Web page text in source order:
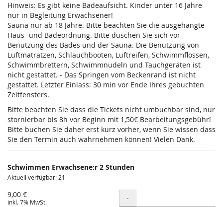
Hinweis: Es gibt keine Badeaufsicht. Kinder unter 16 Jahre
nur in Begleitung Erwachsener!
Sauna nur ab 18 Jahre. Bitte beachten Sie die ausgehängte
Haus- und Badeordnung. Bitte duschen Sie sich vor
Benutzung des Bades und der Sauna. Die Benutzung von
Luftmatratzen, Schlauchbooten, Luftreifen, Schwimmflossen,
Schwimmbrettern, Schwimmnudeln und Tauchgeräten ist
nicht gestattet. - Das Springen vom Beckenrand ist nicht
gestattet. Letzter Einlass: 30 min vor Ende Ihres gebuchten
Zeitfensters.
Bitte beachten Sie dass die Tickets nicht umbuchbar sind, nur
stornierbar bis 8h vor Beginn mit 1,50€ Bearbeitungsgebühr!
Bitte buchen Sie daher erst kurz vorher, wenn Sie wissen dass
Sie den Termin auch wahrnehmen können! Vielen Dank.
Schwimmen Erwachsene:r 2 Stunden
Aktuell verfügbar: 21
9,00 €
inkl. 7% MwSt. Menge
-